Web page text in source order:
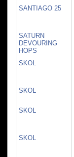
SANTIAGO 25
SATURN
DEVOURING
HOPS
SKOL
SKOL
SKOL
SKOL